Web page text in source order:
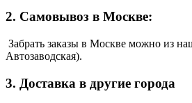
2. Самовывоз в Москве:
Забрать заказы в Москве можно из
Автозаводская).
3. Доставка в другие города